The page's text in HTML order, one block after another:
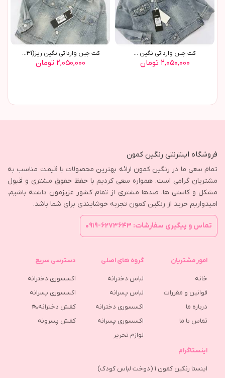
کت جين وارداتي نگين ...
۲,۰۵۰,۰۰۰ تومان
کت جين وارداتي نگين ريز(9631)
۲,۰۵۰,۰۰۰ تومان
فروشگاه اینترنتی رنگین کمون
تمام سعی ما در رنگین کمون ارائه بهترین محصولات با قیمت مناسب به
مشتریان گرامی است. همواره سعی کردیم با حفظ حقوق مشتری و قبول
مشکل و کاستی ها، صدها مشتری از تمام کشور عزیزمون داشته باشیم.
امیدواریم خرید از رنگین کمون تجربه خوشایندی برای شما باشد.
تماس و پیگیری سفارشات: ۶۲۷۳۶۴۳-۰۹۱۹
امور مشتریان
خانه
قوانین و مقررات
درباره ما
تماس با ما
گروه های اصلی
لباس دخترانه
لباس پسرانه
اکسسوری دخترانه
اکسسوری پسرانه
لوازم تحریر
دسترسی سریع
اکسسوری دخترانه
اکسسوری پسرانه
کفش دخترانه👠
كفش پسرونه
اینستاگرام
اینستا رنگین کمون 1 (دوخت لباس کودک)